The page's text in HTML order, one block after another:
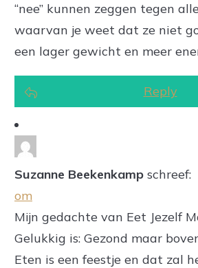
“nee” kunnen zeggen tegen
waarvan je weet dat ze niet
een lager gewicht en meer
Reply
Suzanne Beekenkamp schreef:
om
Mijn gedachte van Eet Jezelf
Gelukkig is: Gezond maar
Eten is een feestje en dat zal